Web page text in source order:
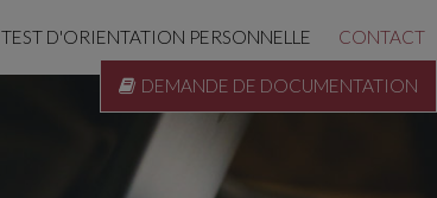
TEST D'ORIENTATION PERSONNELLE CONTACT
DEMANDE DE DOCUMENTATION